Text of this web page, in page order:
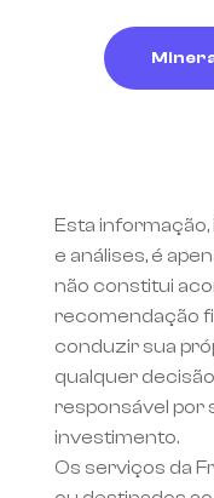
Esta
e análises, é
não constitui
recomendação
conduzir sua
qualquer
responsável por
investimento.
Os serviços da